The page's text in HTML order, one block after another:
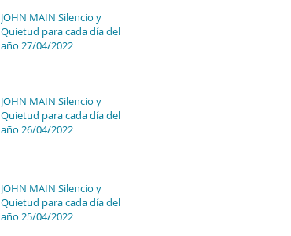
JOHN MAIN Silencio y
Quietud para cada día del
año 27/04/2022
JOHN MAIN Silencio y
Quietud para cada día del
año 26/04/2022
JOHN MAIN Silencio y
Quietud para cada día del
año 25/04/2022